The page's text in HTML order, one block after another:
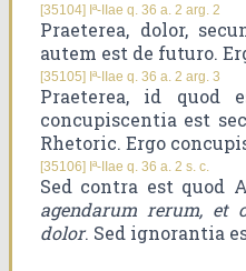
[35104] Iª-IIae q. 36 a. 2 arg. 2
Praeterea, dolor,
autem est de futuro.
[35105] Iª-IIae q. 36 a. 2 arg. 3
Praeterea, id quod
concupiscentia est
Rhetoric. Ergo
[35106] Iª-IIae q. 36 a. 2 s. c.
Sed contra est quod
agendarum rerum, et
dolor. Sed ignorantia